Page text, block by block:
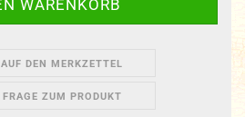
AUF DEN MERKZETTEL
FRAGE ZUM PRODUKT